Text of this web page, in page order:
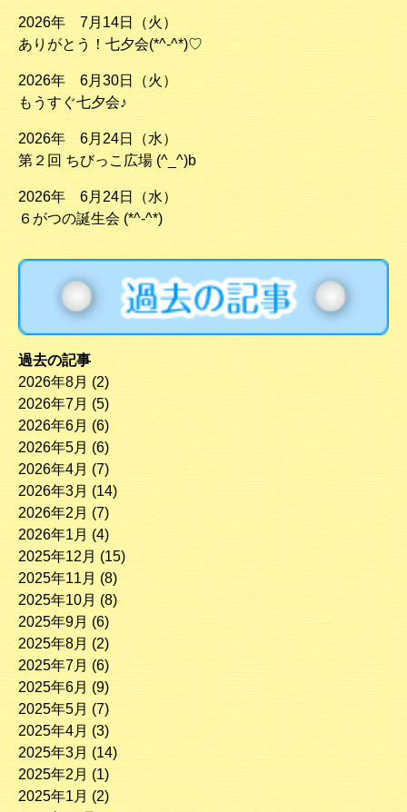
2026年 7月14日（火）
ありがとう！七夕会(*^-^*)♡
2026年 6月30日（火）
もうすぐ七夕会♪
2026年 6月24日（水）
第２回 ちびっこ広場 (^_^)b
2026年 6月24日（水）
６がつの誕生会 (*^-^*)
過去の記事
2026年8月 (2)
2026年7月 (5)
2026年6月 (6)
2026年5月 (6)
2026年4月 (7)
2026年3月 (14)
2026年2月 (7)
2026年1月 (4)
2025年12月 (15)
2025年11月 (8)
2025年10月 (8)
2025年9月 (6)
2025年8月 (2)
2025年7月 (6)
2025年6月 (9)
2025年5月 (7)
2025年4月 (3)
2025年3月 (14)
2025年2月 (1)
2025年1月 (2)